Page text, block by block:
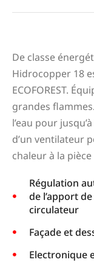
De classe
Hidrocopper 18
ECOFOREST.
grandes
l’eau pour
d’un ventilateur
chaleur à la
Régulation
de l’apport
circulateur
Façade et
Electronique